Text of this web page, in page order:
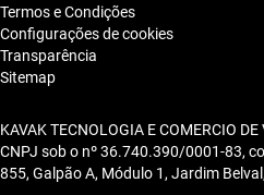
Termos e Condições
Configurações de cookies
Transparência
Sitemap
KAVAK TECNOLOGIA E COMERCIO
CNPJ sob o nº 36.740.390/0001-83,
855, Galpão A, Módulo 1, Jardim